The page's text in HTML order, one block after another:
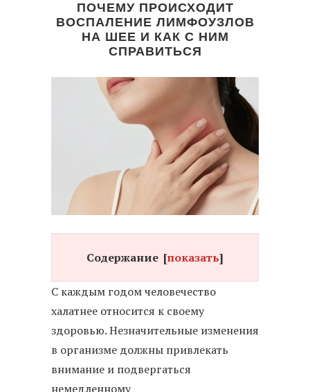
ПОЧЕМУ ПРОИСХОДИТ
ВОСПАЛЕНИЕ ЛИМФОУЗЛОВ
НА ШЕЕ И КАК С НИМ
СПРАВИТЬСЯ
Содержание [показать]
С каждым годом человечество
халатнее относится к своему
здоровью. Незначительные изменения
в организме должны привлекать
внимание и подвергаться
немедленному